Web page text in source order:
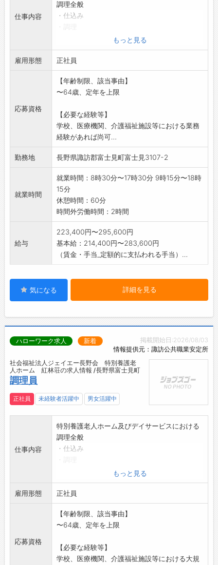
当社の働き方は、終業時間が早いため、夕方以
降を趣味の時間に充てるなど、オンとオフを切
出勤があるため、お休みが多いとは言えません
どは有給休暇でお休みしていただけます。ま
た、最近では男性社員の育休実績もあります
し、例えば、スポーツなど仕事以外にも頑張っ
ている社員を応援する社風です。
戸建て分譲住宅No.1の飯田グループHDが取引
先です。
仕事量は安定的にありますが、それ以外のお客
様へもアプローチしたいと考えております。そ
のためにも、人材の確保・教育に力を注いでお
たちだ！」との気概で一緒に仕事をしましょ
う。
仕事内容
調理全般
・仕込み
・入所者 80名 3食とおやつ
・デイサービス 25名 昼食とおやつ
変更範囲:変更なし
※令和9年4月以降の採
用となります。
もっと見る
雇用形態 正社員
応募資格
【年齢制限、該当事由】
〜64歳、定年を上限
【必要な経験等】
学校、医療機関、介護福祉施設等における業務
経験があれば尚可...
勤務地 長野県諏訪郡富士見町富士見3107-2
就業時間
就業時間：8時30分〜17時30分 9時15分〜18時
15分
休憩時間：60分
時間外労働時間：2時間
給与
223,400円〜295,600円
基本給：214,400円〜283,600円
（賃金・手当_定額的に支払われる手当）...
気になる 詳細を見る
掲載開始日:2026/08/03
情報提供元：諏訪公共職業安定所
ハローワーク求人 新着
社会福祉法人ジェイエー長野会 特別養護老
人ホーム 紅林荘の求人情報 /長野県富士見町
調理員
正社員 未経験者活躍中 男女活躍中
仕事内容
特別養護老人ホーム及びデイサービスにおける
調理全般
・仕込み
・入所者 80名 3食とおやつ
・デイサービス 25名 昼食とおやつ
変更範囲:変更なし
※令和9年4月以降の採
用となります。
もっと見る
雇用形態 正社員
応募資格
【年齢制限、該当事由】
〜64歳、定年を上限
【必要な経験等】
学校、医療機関、介護福祉施設等における大規